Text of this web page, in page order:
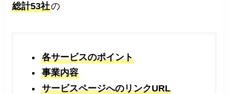
総計53社の
各サービスのポイント
事業内容
サービスページへのリンクURL